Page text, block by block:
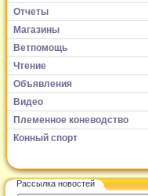
Отчеты
Магазины
Ветпомощь
Чтение
Объявления
Видео
Племенное коневодство
Конный спорт
Рассылка новостей